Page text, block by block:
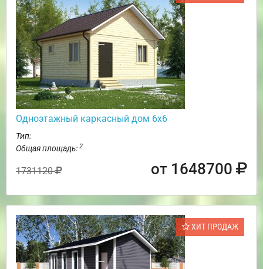
Одноэтажный каркасный дом 6х6
Тип:
Общая площадь: 2
1731120 от 1648700
ХИТ ПРОДАЖ